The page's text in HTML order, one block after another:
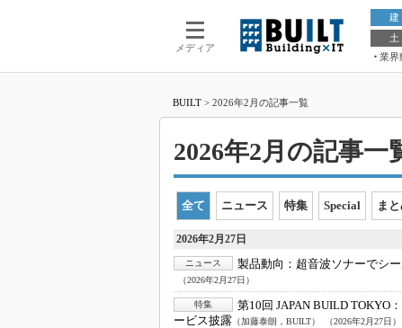
メディア
建
土
業界
BUILT > 2026年2月の記事一覧
2026年2月の記事一
全て ニュース 特集 Special ま
2026年2月27日
ニュース 製品動向： 超音波ソナーでシ
（2026年2月27日）
特集 第10回 JAPAN BUILD TOKYO：
ービス披露 （加藤泰朗，BUILT） （2026年2月27日）